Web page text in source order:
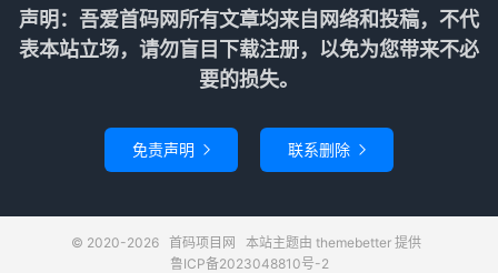
声明：吾爱首码网所有文章均来自网络和投稿，不代
表本站立场，请勿盲目下载注册，以免为您带来不必
要的损失。
免责声明  联系删除 
© 2020-2026 首码项目网 本站主题由 themebetter提供
鲁ICP备2023048810号-2